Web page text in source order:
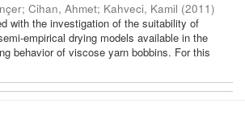
; Cihan, Ahmet; Kahveci, Kamil (2011)
with the investigation of the suitability of
empirical drying models available in the
behavior of viscose yarn bobbins. For this